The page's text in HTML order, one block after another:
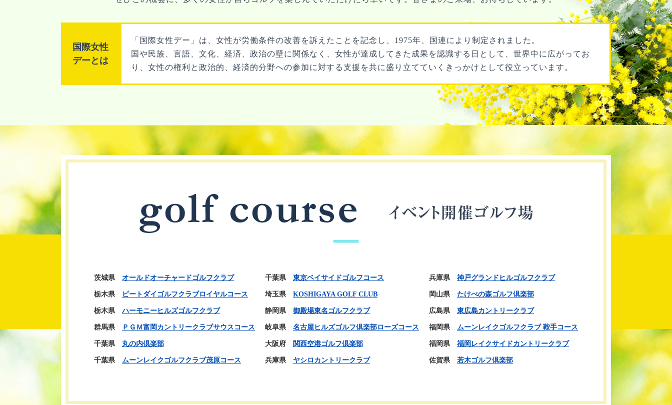
国際女性
デーとは
「国際女性デー」は、女性が労働条件の改善を訴えたことを記念し、1975年、国連により制定されました。
国や民族、言語、文化、経済、政治の壁に関係なく、女性が達成してきた成果を認識する日として、世界中に広がってお
り、女性の権利と政治的、経済的分野への参加に対する支援を共に盛り立てていくきっかけとして役立っています。
茨城県 オールドオーチャードゴルフクラブ
栃木県 ピートダイゴルフクラブロイヤルコース
栃木県ハーモニーヒルズゴルフクラブ
群馬県 ＰＧＭ富岡カントリークラブサウスコース
千葉県 丸の内倶楽部
千葉県 ムーンレイクゴルフクラブ茂原コース
千葉県 東京ベイサイドゴルフコース
埼玉県 KOSHIGAYA GOLF CLUB
静岡県 御殿場東名ゴルフクラブ
岐阜県 名古屋ヒルズゴルフ倶楽部ローズコース
大阪府 関西空港ゴルフ倶楽部
兵庫県 ヤシロカントリークラブ
兵庫県 神戸グランドヒルゴルフクラブ
岡山県 たけべの森ゴルフ倶楽部
広島県 東広島カントリークラブ
福岡県 ムーンレイクゴルフクラブ 鞍手コース
福岡県 福岡レイクサイドカントリークラブ
佐賀県 若木ゴルフ倶楽部